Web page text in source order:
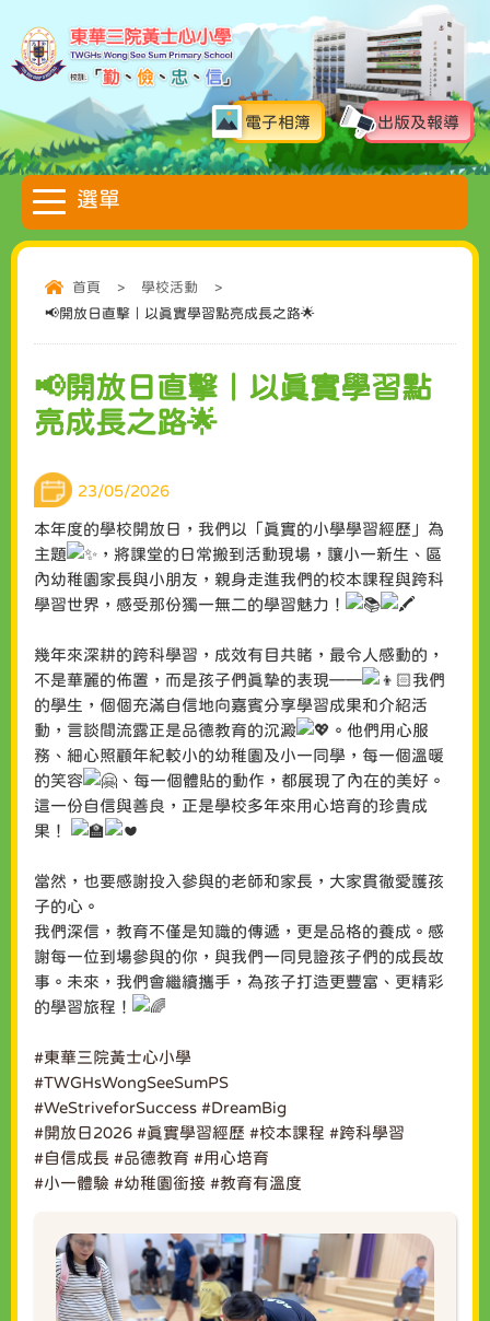
電子相簿 出版及報導
首頁 > 學校活動
>
📢開放日直擊｜以真實學習點亮成長之路🌟
📢開放日直擊｜以真實學習點
亮成長之路🌟
23/05/2026
本年度的學校開放日，我們以「真實的小學學習經歷」為
主題
，將課堂的日常搬到活動現場，讓小一新生、區
內幼稚園家長與小朋友，親身走進我們的校本課程與跨科
學習世界，感受那份獨一無二的學習魅力！
幾年來深耕的跨科學習，成效有目共睹，最令人感動的，
不是華麗的佈置，而是孩子們真摯的表現——
我們
的學生，個個充滿自信地向嘉賓分享學習成果和介紹活
動，言談間流露正是品德教育的沉澱
。他們用心服
務、細心照顧年紀較小的幼稚園及小一同學，每一個溫暖
的笑容
、每一個體貼的動作，都展現了內在的美好。
這一份自信與善良，正是學校多年來用心培育的珍貴成
果！
當然，也要感謝投入參與的老師和家長，大家貫徹愛護孩
子的心。
我們深信，教育不僅是知識的傳遞，更是品格的養成。感
謝每一位到場參與的你，與我們一同見證孩子們的成長故
事。未來，我們會繼續攜手，為孩子打造更豐富、更精彩
的學習旅程！
#東華三院黃士心小學
#TWGHsWongSeeSumPS
#WeStriveforSuccess #DreamBig
#開放日2026 #真實學習經歷 #校本課程 #跨科學習
#自信成長 #品德教育 #用心培育
#小一體驗 #幼稚園銜接 #教育有溫度